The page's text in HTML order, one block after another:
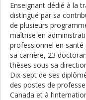
Enseignant dédié à la
distingué par sa
de plusieurs
maîtrise en
professionnel en santé
sa carrière, 23
thèses sous sa
Dix-sept de ses
des postes de
Canada et à